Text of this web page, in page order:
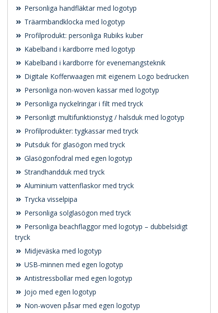
Personliga handfläktar med logotyp
Träarmbandklocka med logotyp
Profilprodukt: personliga Rubiks kuber
Kabelband i kardborre med logotyp
Kabelband i kardborre för evenemangsteknik
Digitale Kofferwaagen mit eigenem Logo bedrucken
Personliga non-woven kassar med logotyp
Personliga nyckelringar i filt med tryck
Personligt multifunktionstyg / halsduk med logotyp
Profilprodukter: tygkassar med tryck
Putsduk för glasögon med tryck
Glasögonfodral med egen logotyp
Strandhandduk med tryck
Aluminium vattenflaskor med tryck
Trycka visselpipa
Personliga solglasögon med tryck
Personliga beachflaggor med logotyp – dubbelsidigt
tryck
Midjeväska med logotyp
USB-minnen med egen logotyp
Antistressbollar med egen logotyp
Jojo med egen logotyp
Non-woven påsar med egen logotyp